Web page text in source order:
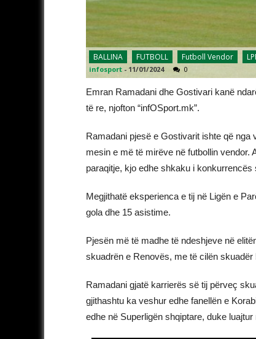
BALLINA FUTBOLL Futboll Vendor
infosport - 11/01/2024 0
Emran Ramadani dhe Gostivari kanë
të re, njofton “infOSport.mk”.
Ramadani pjesë e Gostivarit ishte që
mesin e më të mirëve në futbollin vendor.
paraqitje, kjo edhe shkaku i konkurrencës
Megjithatë eksperienca e tij në Ligën e
gola dhe 15 asistime.
Pjesën më të madhe të ndeshjeve në
skuadrën e Renovës, me të cilën
Ramadani gjatë karrierës së tij përveç
gjithashtu ka veshur edhe fanellën e
edhe në Superligën shqiptare, duke